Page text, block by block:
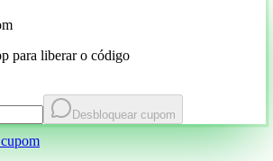
para liberar o código
Desbloquear cupom